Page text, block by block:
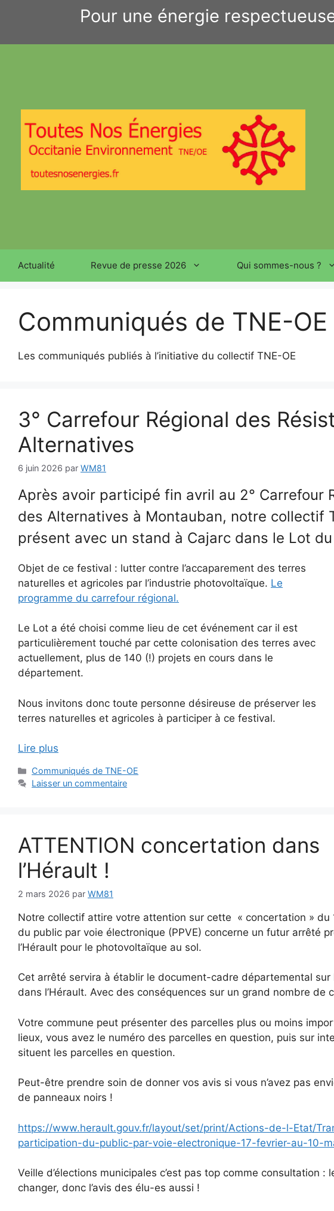
Pour une énergie
Actualité Revue de presse 2026 Qui sommes-nous ?
Communiqués de TNE-OE
Les communiqués publiés à l’initiative du collectif TNE-OE
3° Carrefour Régional des
Alternatives
6 juin 2026 par WM81
Après avoir participé fin avril au 2° Carrefour
des Alternatives à Montauban, notre collectif
présent avec un stand à Cajarc dans le Lot du
Objet de ce festival : lutter contre l’accaparement des terres
naturelles et agricoles par l’industrie photovoltaïque. Le
programme du carrefour régional.
Le Lot a été choisi comme lieu de cet événement car il est
particulièrement touché par cette colonisation des terres avec
actuellement, plus de 140 (!) projets en cours dans le
département.
Nous invitons donc toute personne désireuse de préserver les
terres naturelles et agricoles à participer à ce festival.
Lire plus
Catégories
Communiqués de TNE-OE
Laisser un commentaire
ATTENTION concertation dans
l’Hérault !
2 mars 2026 par WM81
Notre collectif attire votre attention sur cette « concertation » du
du public par voie électronique (PPVE) concerne un futur arrêté
l’Hérault pour le photovoltaïque au sol.
Cet arrêté servira à établir le document-cadre départemental
dans l’Hérault. Avec des conséquences sur un grand nombre de
Votre commune peut présenter des parcelles plus ou moins
lieux, vous avez le numéro des parcelles en question, puis sur
situent les parcelles en question.
Peut-être prendre soin de donner vos avis si vous n’avez pas
de panneaux noirs !
https://www.herault.gouv.fr/layout/set/print/Actions-de-l-Etat/
participation-du-public-par-voie-electronique-17-fevrier-au-10-
Veille d’élections municipales c’est pas top comme consultation
changer, donc l’avis des élu-es aussi !